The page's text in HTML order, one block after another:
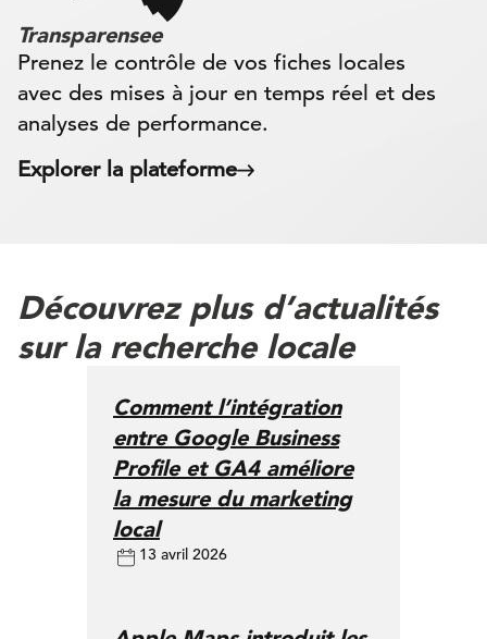
Transparensee
Prenez le contrôle de vos fiches locales
avec des mises à jour en temps réel et des
analyses de performance.
Explorer la plateforme
Découvrez plus d’actualités
sur la recherche locale
Comment l’intégration
entre Google Business
Profile et GA4 améliore
la mesure du marketing
local
13 avril 2026